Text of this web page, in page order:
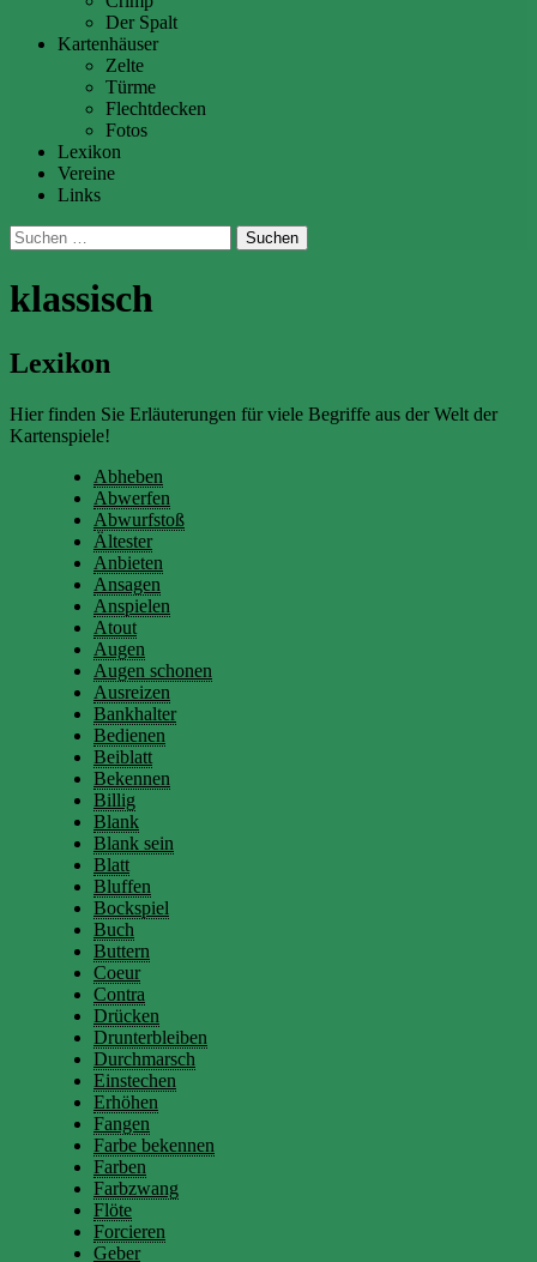
Der Spalt
Kartenhäuser
Zelte
Türme
Flechtdecken
Fotos
Lexikon
Vereine
Links
Suchen
nach:
klassisch
Lexikon
Hier finden Sie Erläuterungen für viele Begriffe aus der Welt der
Kartenspiele!
Abheben
Abwerfen
Abwurfstoß
Ältester
Anbieten
Ansagen
Anspielen
Atout
Augen
Augen schonen
Ausreizen
Bankhalter
Bedienen
Beiblatt
Bekennen
Billig
Blank
Blank sein
Blatt
Bluffen
Bockspiel
Buch
Buttern
Coeur
Contra
Drücken
Drunterbleiben
Durchmarsch
Einstechen
Erhöhen
Fangen
Farbe bekennen
Farben
Farbzwang
Flöte
Forcieren
Geber